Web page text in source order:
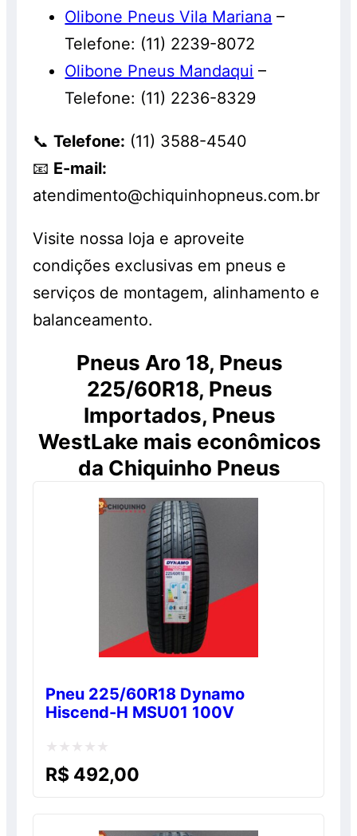
Olibone Pneus Vila Mariana –
Telefone: (11) 2239-8072
Olibone Pneus Mandaqui –
Telefone: (11) 2236-8329
📞Telefone: (11) 3588-4540
📧 E-mail:
atendimento@chiquinhopneus.com.br
Visite nossa loja e aproveite
condições exclusivas em pneus e
serviços de montagem, alinhamento e
balanceamento.
Pneus Aro 18, Pneus
225/60R18, Pneus
Importados, Pneus
WestLake mais econômicos
da Chiquinho Pneus
Pneu 225/60R18 Dynamo
Hiscend-H MSU01 100V
Avaliação
R$ 492,00